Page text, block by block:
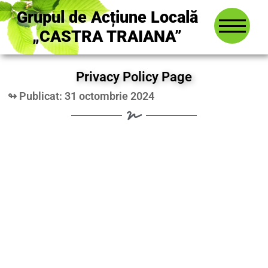
Grupul de Acțiune Locală
„CASTRA TRAIANA”
Privacy Policy Page
↬ Publicat: 31 octombrie 2024